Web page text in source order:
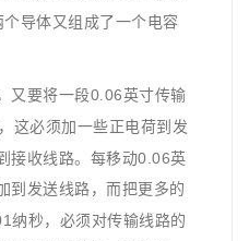
导体又组成了一个电容
又要将一段0.06英寸传输
这必须加一些正电荷到发
接收线路。每移动0.06英
到发送线路，而把更多的
纳秒，必须对传输线路的